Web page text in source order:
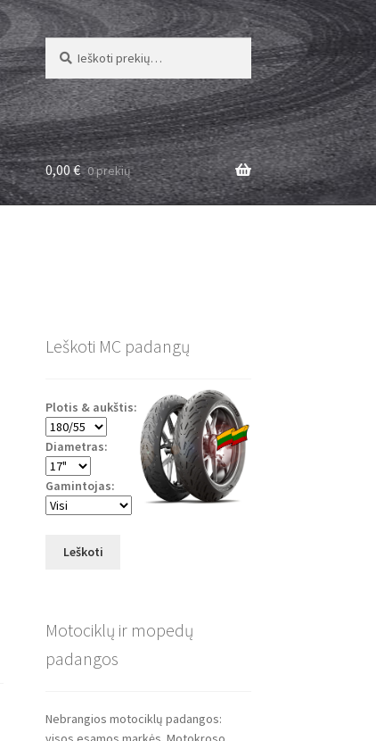
Ieškoti:
Ieškoti
0,00€ 0 prekių
Leškoti MC padangų
Plotis & aukštis:
Diametras:
Gamintojas:
Leškoti
Motociklų ir mopedų
padangos
Nebrangios motociklų padangos: